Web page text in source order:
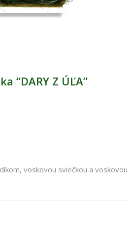
“DARY Z ÚĽA”
voskovou sviečkou a voskovou